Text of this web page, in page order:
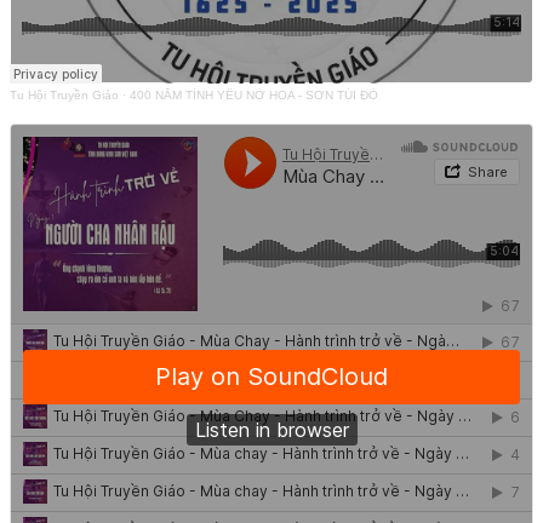
Tu Hội Truyền Giáo · 400 NĂM TÌNH YÊU NỞ HOA - SƠN TÚI ĐỎ